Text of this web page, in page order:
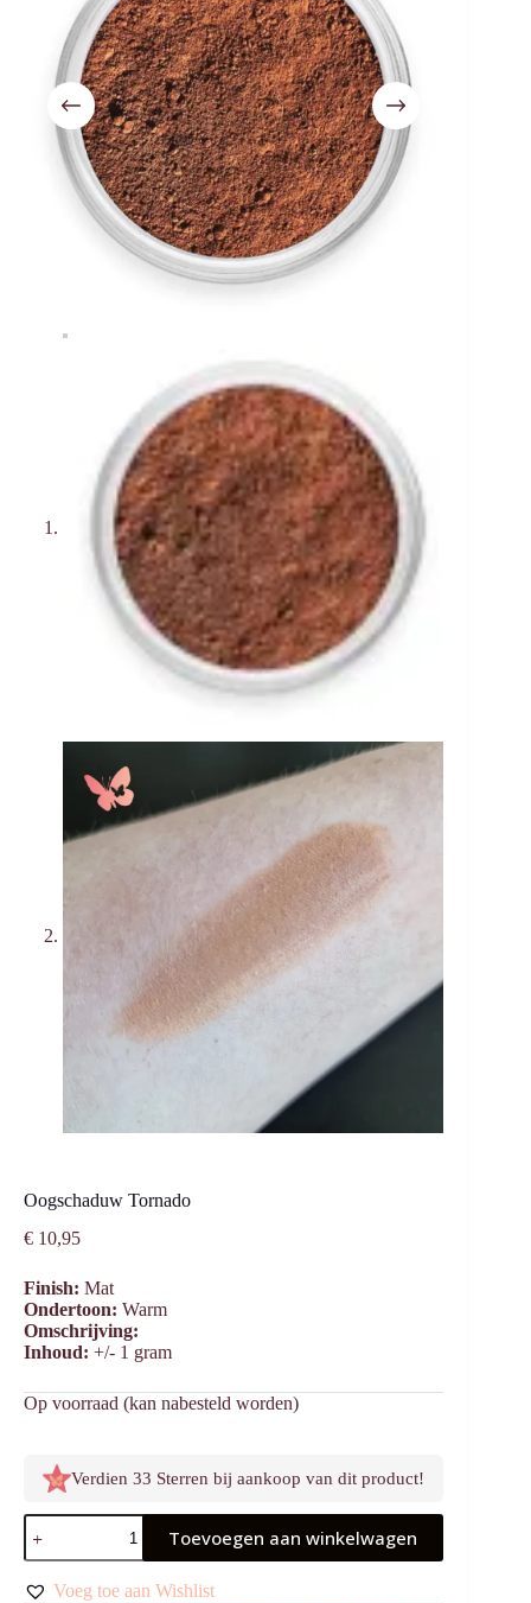
Oogschaduw Tornado
€ 10,95
Finish: Mat
Ondertoon: Warm
Omschrijving:
Inhoud: +/- 1 gram
Op voorraad (kan nabesteld worden)
Verdien 33 Sterren bij aankoop van dit product!
Oogschaduw
Tornado
aantal
Toevoegen aan winkelwagen
Voeg toe aan Wishlist